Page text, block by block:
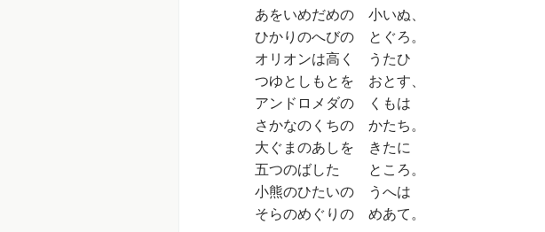
あをいめだめの 小いぬ、
ひかりのへびの とぐろ。
オリオンは高く うたひ
つゆとしもとを おとす、
アンドロメダの くもは
さかなのくちの かたち。
大ぐまのあしを きたに
五つのばした ところ。
小熊のひたいの うへは
そらのめぐりの めあて。